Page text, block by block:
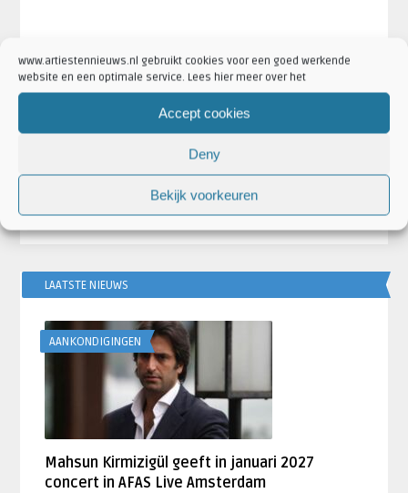
www.artiestennieuws.nl gebruikt cookies voor een goed werkende
website en een optimale service. Lees hier meer over het
Accept cookies
Deny
Bekijk voorkeuren
AANKONDIGINGEN
debuutplaat Visitor uit
LAATSTE NIEUWS
AANKONDIGINGEN
Mahsun Kirmizigül geeft in januari 2027
concert in AFAS Live Amsterdam